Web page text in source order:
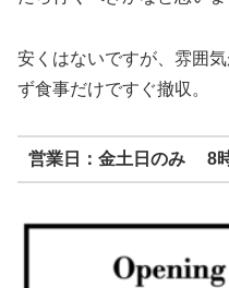
安くはないですが、雰囲
ず食事だけですぐ撤収。
営業日：金土日のみ 8